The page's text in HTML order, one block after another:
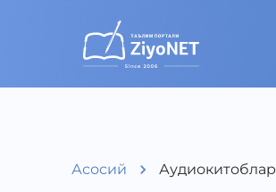
Асосий Аудиокитоблар